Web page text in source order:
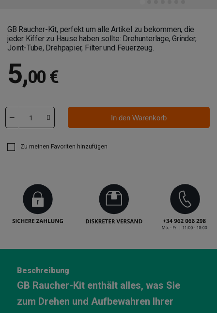
GB Raucher-Kit, perfekt umalle Artikel zu bekommen, die
jeder Kiffer zu Hause haben sollte: Drehunterlage, Grinder,
Joint-Tube, Drehpapier, Filter und Feuerzeug.
5,00 €
In den Warenkorb
Zu meinen Favoriten hinzufügen
Beschreibung
GB Raucher-Kit enthält alles, was Sie
zum Drehen und Aufbewahren Ihrer